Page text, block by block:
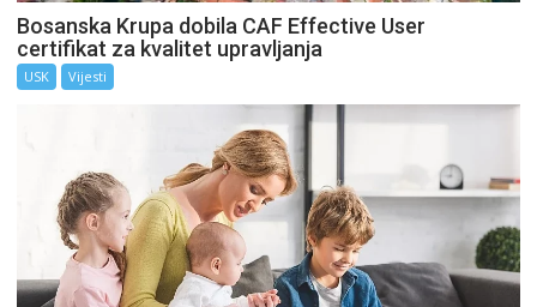
Bosanska Krupa dobila CAF Effective User
certifikat za kvalitet upravljanja
USK Vijesti